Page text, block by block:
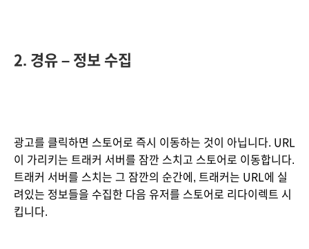
2. 경유 – 정보 수집
광고를 클릭하면 스토어로 즉시 이동하는 것이 아닙니다. URL
이 가리키는 트래커 서버를 잠깐 스치고 스토어로 이동합니다.
트래커 서버를 스치는 그 잠깐의 순간에, 트래커는 URL에 실
려있는 정보들을 수집한 다음 유저를 스토어로 리다이렉트 시
킵니다.